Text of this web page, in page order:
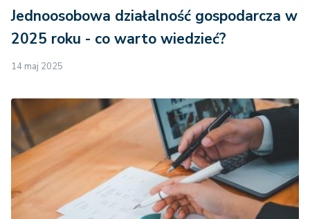
Jednoosobowa działalność gospodarcza w
2025 roku - co warto wiedzieć?
14 maj 2025